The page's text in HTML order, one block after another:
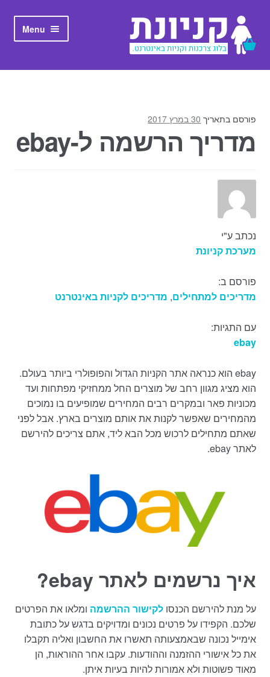
Skip to navigation
Skip to content
Menu
ראשי
פורסם בתאריך 30 במרץ 2017
מדריך הרשמה ל-ebay
נכתב ע"י
מערכת קניונת
פורסם ב:
מדריכים למתחילים, מדריכים לקניות באינטרנט
עם התגיות:
ebay
ebay הוא כנראה אתר הקניות הגדול והפופולרי ביותר בעולם.
הוא מציג מגוון רחב של מוצרים החל ממחזיקי מפתחות ועד
מכוניות פאר ובמקרים רבים המחירים שמופיעים בו נמוכים
מהמחירים שאפשר לקנות את אותם מוצרים בארץ. אבל לפני
שאתם מתחילים לרכוש מכל הבא ליד, אתם צריכים להירשם
לאתר ebay.
איך נרשמים לאתר ebay?
על מנת להירשם הכנסו לקישור ההרשמה ומלאו את הפרטים
שלכם. הקפידו על פרטים נכונים ומדויקים בדגש על כתובת
אימייל נכונה שבאמצעותה תאשרו את החשבון ואליה תקבלו
את כל אישורי ההזמנה וההודעות. עקבו אחר ההוראות, הן
מאוד פשוטות ולא אמורות להיות בעיות איתן.